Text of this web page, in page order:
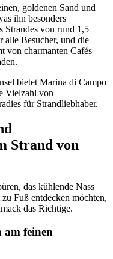
goldenen Sand und
ihn besonders
Strandes von rund 1,5
alle Besucher, und die
von charmanten Cafés
bietet Marina di Campo
Vielzahl von
für Strandliebhaber.
Strand von
das kühlende Nass
Fuß entdecken möchten,
das Richtige.
am feinen